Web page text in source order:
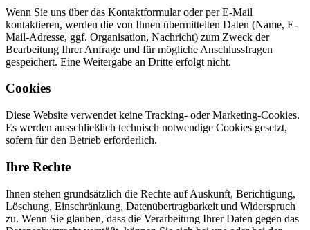
Wenn Sie uns über das Kontaktformular oder per E-Mail
kontaktieren, werden die von Ihnen übermittelten Daten (Name, E-
Mail-Adresse, ggf. Organisation, Nachricht) zum Zweck der
Bearbeitung Ihrer Anfrage und für mögliche Anschlussfragen
gespeichert. Eine Weitergabe an Dritte erfolgt nicht.
Cookies
Diese Website verwendet keine Tracking- oder Marketing-Cookies.
Es werden ausschließlich technisch notwendige Cookies gesetzt,
sofern für den Betrieb erforderlich.
Ihre Rechte
Ihnen stehen grundsätzlich die Rechte auf Auskunft, Berichtigung,
Löschung, Einschränkung, Datenübertragbarkeit und Widerspruch
zu. Wenn Sie glauben, dass die Verarbeitung Ihrer Daten gegen das